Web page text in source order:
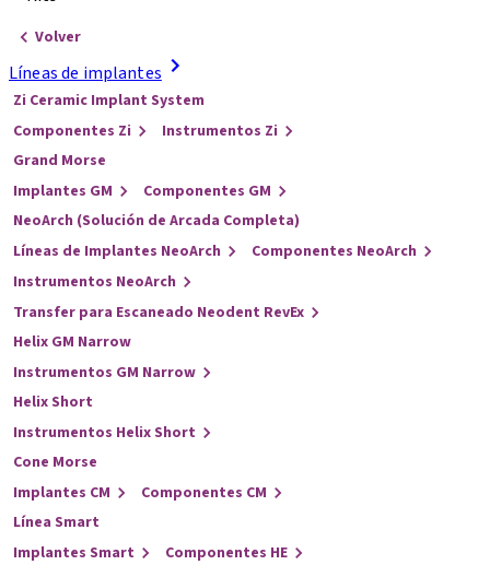
Volver
Líneas de implantes
Zi Ceramic Implant System
Componentes Zi
Instrumentos Zi
Grand Morse
Implantes GM
Componentes GM
NeoArch (Solución de Arcada Completa)
Líneas de Implantes NeoArch
Componentes NeoArch
Instrumentos NeoArch
Transfer para Escaneado Neodent RevEx
Helix GM Narrow
Instrumentos GM Narrow
Helix Short
Instrumentos Helix Short
Cone Morse
Implantes CM
Componentes CM
Línea Smart
Implantes Smart
Componentes HE